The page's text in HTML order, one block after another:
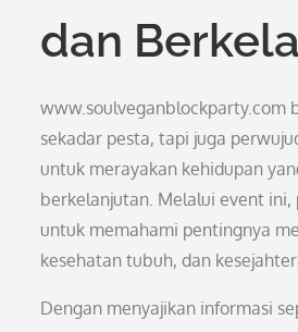
dan
www.soulveganblockparty.com
sekadar pesta, tapi juga
untuk merayakan kehidupan
berkelanjutan. Melalui event ini,
untuk memahami pentingnya
kesehatan tubuh, dan
Dengan menyajikan informasi